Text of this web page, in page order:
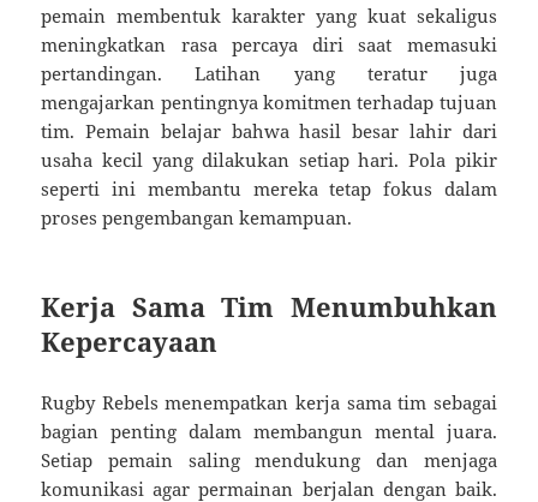
pemain membentuk karakter yang kuat sekaligus
meningkatkan rasa percaya diri saat memasuki
pertandingan. Latihan yang teratur juga
mengajarkan pentingnya komitmen terhadap tujuan
tim. Pemain belajar bahwa hasil besar lahir dari
usaha kecil yang dilakukan setiap hari. Pola pikir
seperti ini membantu mereka tetap fokus dalam
proses pengembangan kemampuan.
Kerja Sama Tim Menumbuhkan
Kepercayaan
Rugby Rebels menempatkan kerja sama tim sebagai
bagian penting dalam membangun mental juara.
Setiap pemain saling mendukung dan menjaga
komunikasi agar permainan berjalan dengan baik.